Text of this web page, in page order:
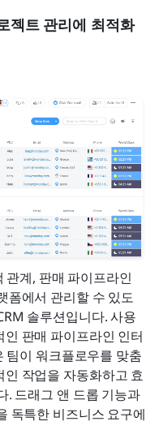
젝트 관리에 최적화
계, 판매 파이프라인
폼에서 관리할 수 있도
솔루션입니다. 사용
판매 파이프라인 인터
이 워크플로우를 맞춤
작업을 자동화하고 효
. 드래그 앤 드롭 기능과
독특한 비즈니스 요구에